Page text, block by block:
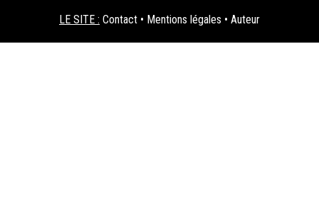
LE SITE : Contact • Mentions légales • Auteur